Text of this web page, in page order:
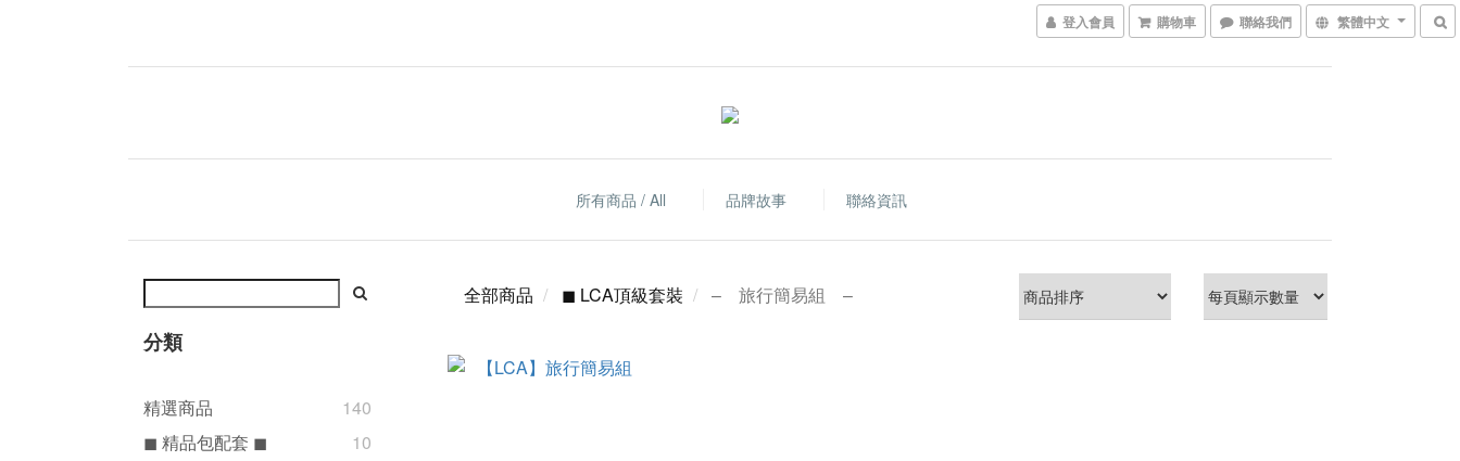
登入會員 購物車 聯絡我們 繁體中文
所有商品 / All 品牌故事 聯絡資訊
分類
精選商品
140
◼ 精品包配套 ◼
10
全部商品 ◼ LCA頂級套裝 – 旅行簡易組 –